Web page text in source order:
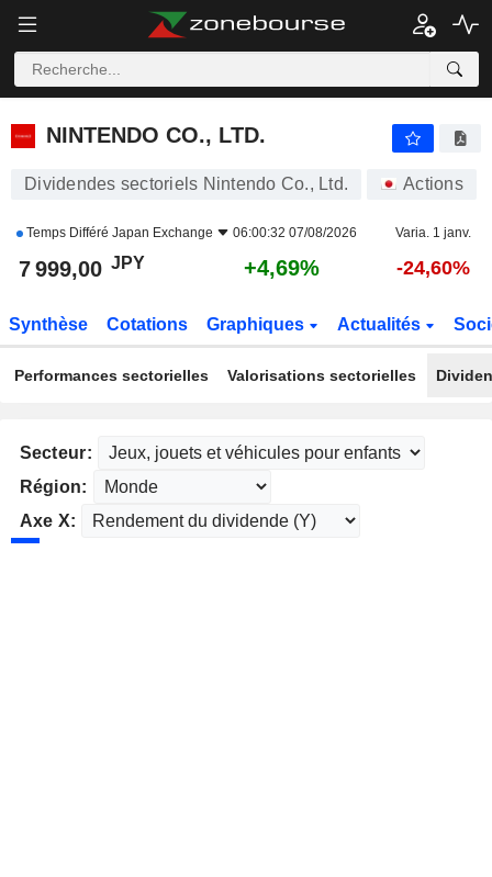
NINTENDO CO., LTD.
NINTENDO CO., LTD.
Dividendes sectoriels Nintendo Co., Ltd. Actions
Temps Différé Japan Exchange 06:00:32 07/08/2026 Varia. 1 janv.
7 999,00 JPY +4,69% -24,60%
Synthèse Cotations Graphiques Actualités
Performances sectorielles Valorisations sectorielles
Secteur:
Région:
Axe X: